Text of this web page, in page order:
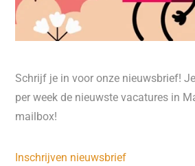
Schrijf je in voor onze nieuwsbrief!
per week de nieuwste vacatures in
mailbox!
Inschrijven nieuwsbrief